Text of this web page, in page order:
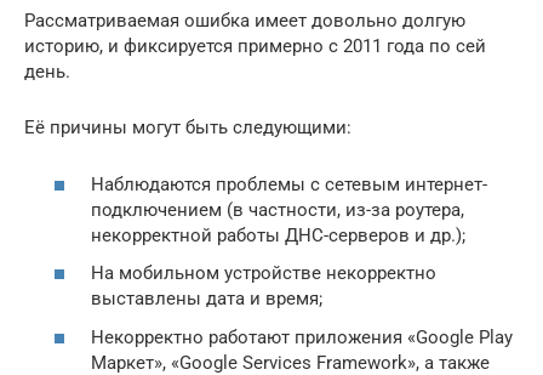
Рассматриваемая ошибка имеет довольно долгую
историю, и фиксируется примерно с 2011 года по сей
день.
Её причины могут быть следующими:
Наблюдаются проблемы с сетевым интернет-
подключением (в частности, из-за роутера,
некорректной работы ДНС-серверов и др.);
На мобильном устройстве некорректно
выставлены дата и время;
Некорректно работают приложения «Google Play
Маркет», «Google Services Framework», а также